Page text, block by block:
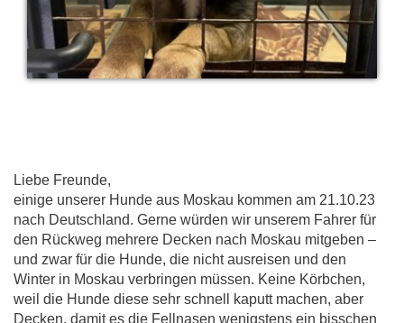
Liebe Freunde,
einige unserer Hunde aus Moskau kommen am 21.10.23
nach Deutschland. Gerne würden wir unserem Fahrer für
den Rückweg mehrere Decken nach Moskau mitgeben –
und zwar für die Hunde, die nicht ausreisen und den
Winter in Moskau verbringen müssen. Keine Körbchen,
weil die Hunde diese sehr schnell kaputt machen, aber
Decken, damit es die Fellnasen wenigstens ein bisschen